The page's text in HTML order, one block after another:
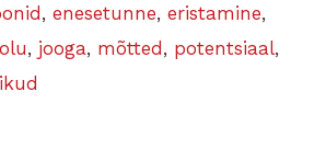
, enesetunne, eristamine,
, jooga, mõtted, potentsiaal,